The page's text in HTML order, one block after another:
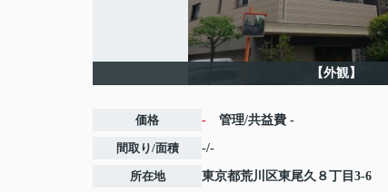
【外観】
価格 - 管理/共益費 -
間取り/面積 -/-
所在地 東京都荒川区東尾久 ８丁目3-6